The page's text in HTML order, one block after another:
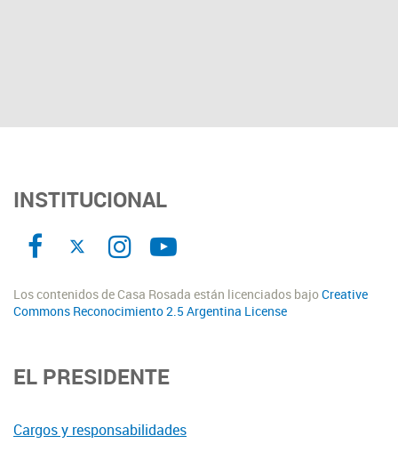
INSTITUCIONAL
Los contenidos de Casa Rosada están licenciados bajoCreative
Commons Reconocimiento 2.5 Argentina License
EL PRESIDENTE
Cargos y responsabilidades